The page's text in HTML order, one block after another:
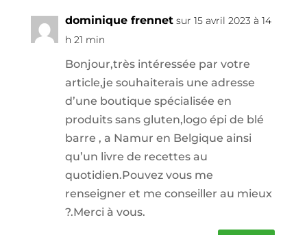
dominique frennet sur 15 avril 2023 à 14
h 21 min
Bonjour,très intéressée par votre
article,je souhaiterais une adresse
d’une boutique spécialisée en
produits sans gluten,logo épi de blé
barre , a Namur en Belgique ainsi
qu’un livre de recettes au
quotidien.Pouvez vous me
renseigner et me conseiller au mieux
?.Merci à vous.